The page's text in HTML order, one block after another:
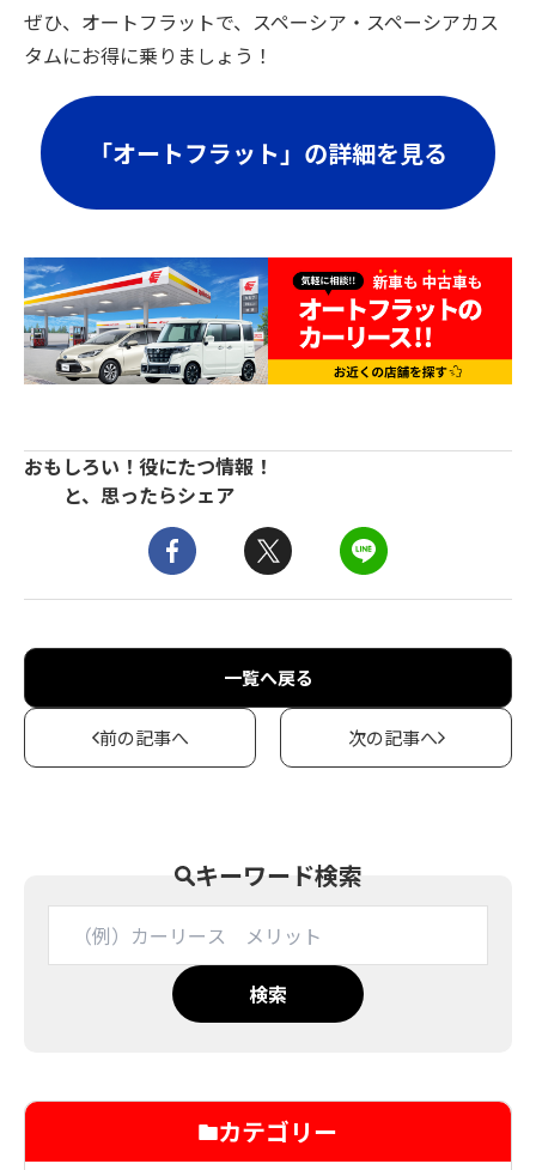
ぜひ、オートフラットで、スペーシア・スペーシアカス
タムにお得に乗りましょう！
「オートフラット」の詳細を見る
おもしろい！役にたつ情報！
と、思ったらシェア
一覧へ戻る
前の記事へ 次の記事へ
キーワード検索
検索
カテゴリー